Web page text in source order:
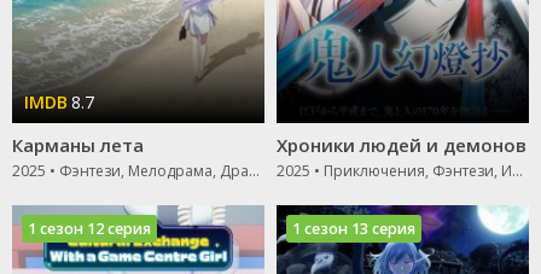
8.7
Карманы лета
2025 • Фэнтези, Мелодрама, Драма
Хроники людей и демонов
2025 • Приключения, Фэнтези, Исторический
1 сезон 12 серия 1 сезон 13 серия